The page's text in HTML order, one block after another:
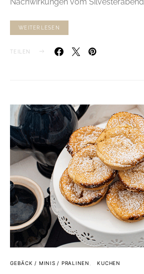
WEITERLESEN
TEILEN
GEBÄCK / MINIS / PRALINEN KUCHEN